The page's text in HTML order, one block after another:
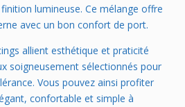
lumineuse. Ce mélange offre
avec un bon confort de port.
allient esthétique et praticité
soigneusement sélectionnés pour
Vous pouvez ainsi profiter
confortable et simple à